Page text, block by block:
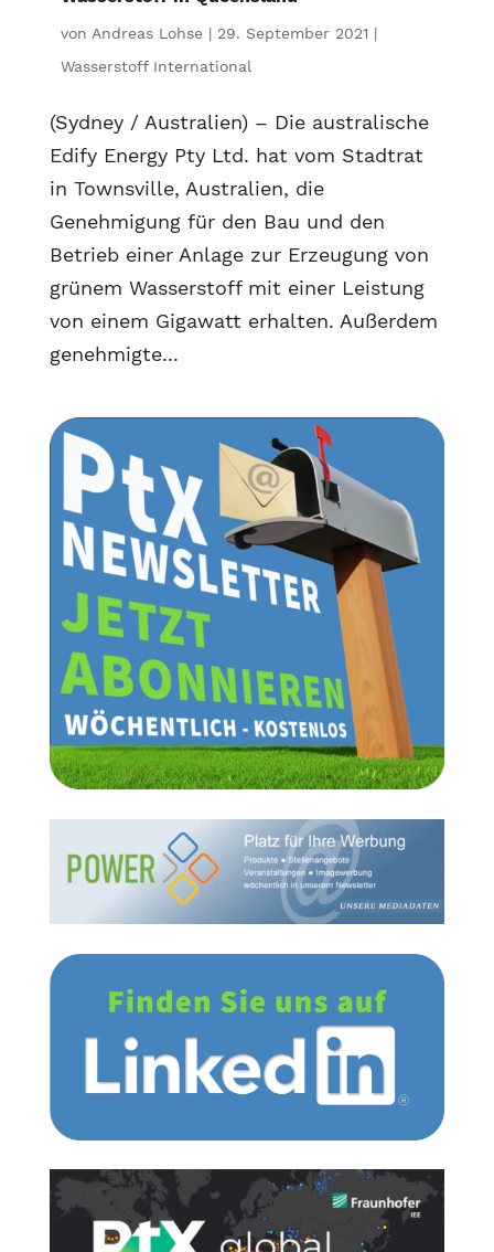
von Andreas Lohse| 29. September 2021 |
Wasserstoff International
(Sydney / Australien) – Die australische
Edify Energy Pty Ltd. hat vom Stadtrat
in Townsville, Australien, die
Genehmigung für den Bau und den
Betrieb einer Anlage zur Erzeugung von
grünem Wasserstoff mit einer Leistung
von einem Gigawatt erhalten. Außerdem
genehmigte...